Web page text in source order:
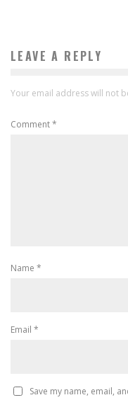
LEAVE A REPLY
Your email address will not
Comment*
Name *
Email *
Save my name, email,